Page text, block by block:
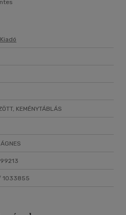
KEMÉNYTÁBLÁS
1033855